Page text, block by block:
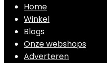
Home
Winkel
Blogs
Onze webshops
Adverteren